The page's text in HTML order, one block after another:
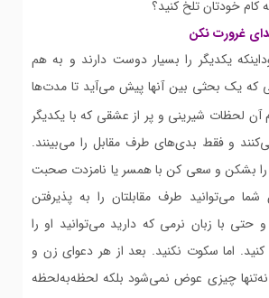
کام خودتان تلخ کنید؟
غرورت نکن
یکدیگر را بسیار دوست دارند و به هم
که یک بحثی بین آنها پیش می‌آید تا مدت‌ها
لحظات شیرینی و پر از عشقی که با یکدیگر
و فقط بدی‌های طرف مقابل را می‌بینند.
بشکن و سعی کن با همسر یا نامزدت صحبت
می‌توانید طرف مقابلتان را به پذیرفتن
حتی با زبان نرمی که دارید می‌توانید او را
اما سکوت نکنید. بعد از هر دعوای زن و
چیزی عوض نمی‌شود بلکه لحظه‌به‌لحظه